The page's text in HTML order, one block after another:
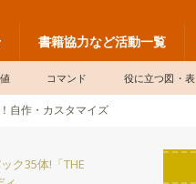
書籍協力など活動一覧
コマンド 役に立つ図・表
自作・カスタマイズ
」使い方解説
ク35体!「THE